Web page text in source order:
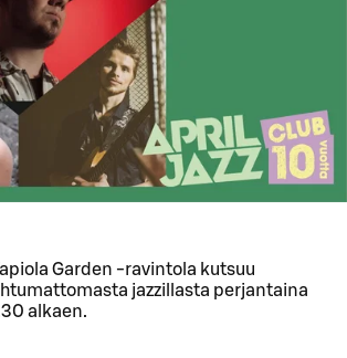
Garden -ravintola kutsuu
jazzillasta perjantaina
alkaen.